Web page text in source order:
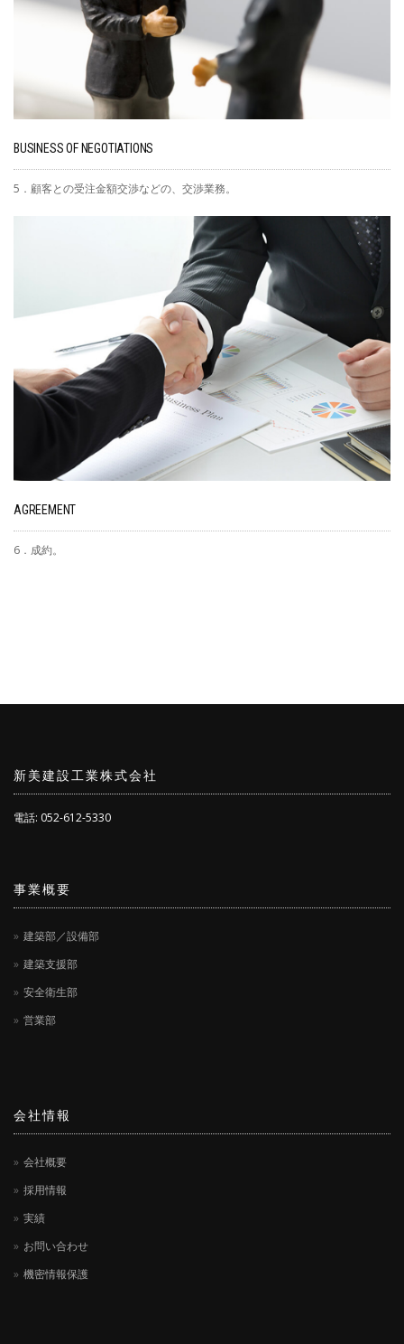
BUSINESS OF NEGOTIATIONS
5．顧客との受注金額交渉などの、交渉業務。
AGREEMENT
6．成約。
新美建設工業株式会社
電話: 052-612-5330
事業概要
建築部／設備部
建築支援部
安全衛生部
営業部
会社情報
会社概要
採用情報
実績
お問い合わせ
機密情報保護